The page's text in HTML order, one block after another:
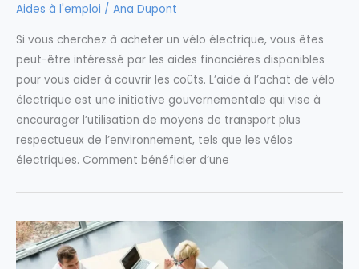
Aides à l'emploi / Ana Dupont
Si vous cherchez à acheter un vélo électrique, vous êtes
peut-être intéressé par les aides financières disponibles
pour vous aider à couvrir les coûts. L’aide à l’achat de vélo
électrique est une initiative gouvernementale qui vise à
encourager l’utilisation de moyens de transport plus
respectueux de l’environnement, tels que les vélos
électriques. Comment bénéficier d’une